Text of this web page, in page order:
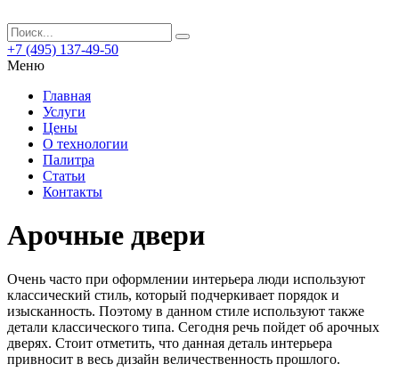
+7 (495) 137-49-50
Меню
Главная
Услуги
Цены
О технологии
Палитра
Статьи
Контакты
Арочные двери
Очень часто при оформлении интерьера люди используют
классический стиль, который подчеркивает порядок и
изысканность. Поэтому в данном стиле используют также
детали классического типа. Сегодня речь пойдет об арочных
дверях. Стоит отметить, что данная деталь интерьера
привносит в весь дизайн величественность прошлого.